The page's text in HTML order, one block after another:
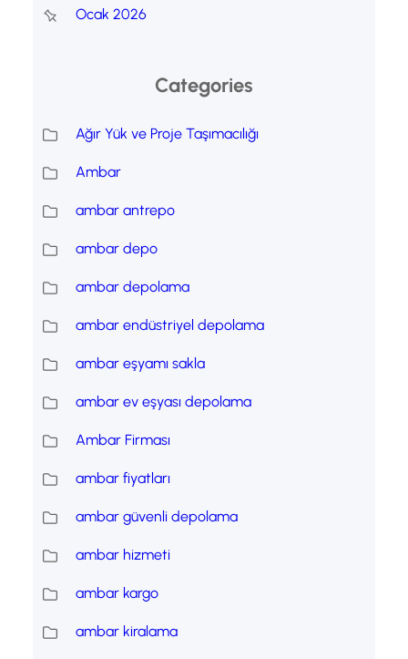
Ocak 2026
Categories
Ağır Yük ve Proje Taşımacılığı
Ambar
ambar antrepo
ambar depo
ambar depolama
ambar endüstriyel depolama
ambar eşyamı sakla
ambar ev eşyası depolama
Ambar Firması
ambar fiyatları
ambar güvenli depolama
ambar hizmeti
ambar kargo
ambar kiralama